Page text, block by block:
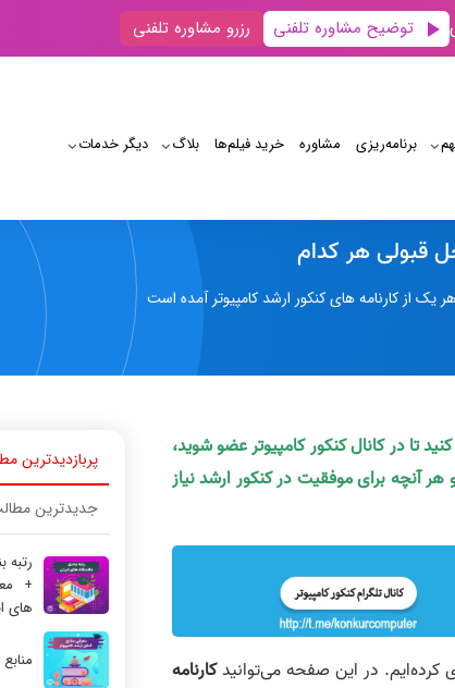
توضیح مشاوره تلفنی رزرو مشاوره تلفنی
برنامه‌‌ریزی مشاوره خرید فیلم‌ها بلاگ دیگر خدمات
یک از کارنامه های کنکور ارشد کامپیوتر آمده است
تا در کانال کنکور کامپیوتر عضو شوید،
هر آنچه برای موفقیت در کنکور ارشد نیاز
کرده‌ایم. در این صفحه می‌توانیدکارنامه
پربازدیدترین
جدیدترین
رتبه
+
های